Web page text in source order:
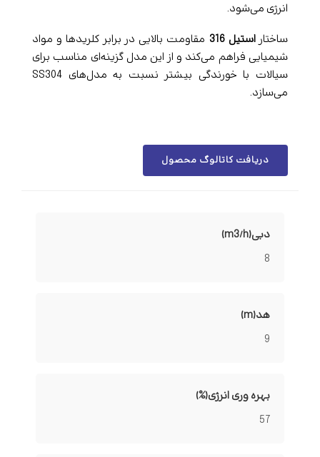
انرژی می‌شود.
ساختاراستیل 316
مقاومت بالایی در برابر کلریدها و مواد
شیمیایی فراهم می‌کند و از این مدل گزینه‌ای مناسب برای
سیالات با خورندگی بیشتر نسبت به مدل‌های SS304
می‌سازد.
دریافت کاتالوگ محصول
دبی(m3/h)
8
هد(m)
9
بهره وری انرژی(%)
57